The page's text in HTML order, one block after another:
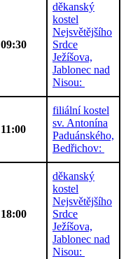
09:30
děkanský
kostel
Nejsvětějšího
Srdce
Ježíšova,
Jablonec nad
Nisou:
11:00
filiální kostel
sv. Antonína
Paduánského,
Bedřichov:
18:00
děkanský
kostel
Nejsvětějšího
Srdce
Ježíšova,
Jablonec nad
Nisou: